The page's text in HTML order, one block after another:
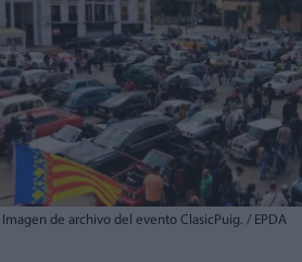
Imagen de archivo del evento ClasicPuig. / EPDA